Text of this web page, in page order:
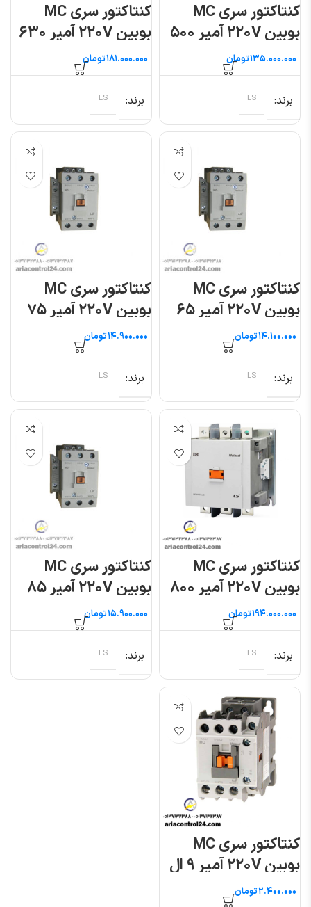
کنتاکتور سری MC
بوبین ۲۲۰V آمپر ۵۰۰
ال اس
تومان
برند LS
کنتاکتور سری MC
بوبین ۲۲۰V آمپر ۶۳۰
ال اس تومان
برند LS
کنتاکتور سری MC
بوبین ۲۲۰V آمپر ۶۵
ال اس تومان
برند LS
کنتاکتور سری MC
بوبین ۲۲۰V آمپر ۷۵
ال اس تومان
برند LS
کنتاکتور سری MC
بوبین ۲۲۰V آمپر ۸۰۰
ال اس
تومان
برند LS
کنتاکتور سری MC
بوبین ۲۲۰V آمپر ۸۵
ال اس تومان
برند LS
کنتاکتور سری MC
بوبین ۲۲۰V آمپر ۹ ال
اس
تومان